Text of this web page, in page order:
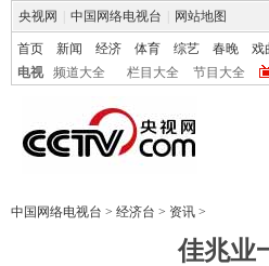
央视网 中国网络电视台 网站地图
首页 新闻 经济 体育 综艺 春晚 戏
电视
频道大全 栏目大全 节目大全
中国网络电视台 > 经济台 > 资讯 >
佳兆业